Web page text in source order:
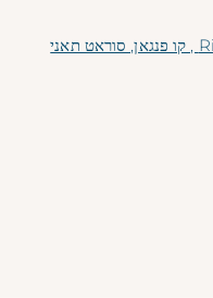
117/21 Rin Nai Beach,Moo 6, Bantai , קו פנגאן, סוראט תאני